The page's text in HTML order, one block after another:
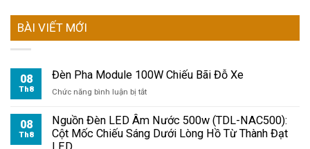
BÀI VIẾT MỚI
08
Th8
Đèn Pha Module 100W Chiếu Bãi Đỗ Xe
Chức năng bình luận bị tắtở
Pha
Module
100W
08
Th8
Nguồn Đèn LED Âm Nước 500w (TDL-NAC500):
Cột Mốc Chiếu Sáng Dưới Lòng Hồ Từ Thành Đạt